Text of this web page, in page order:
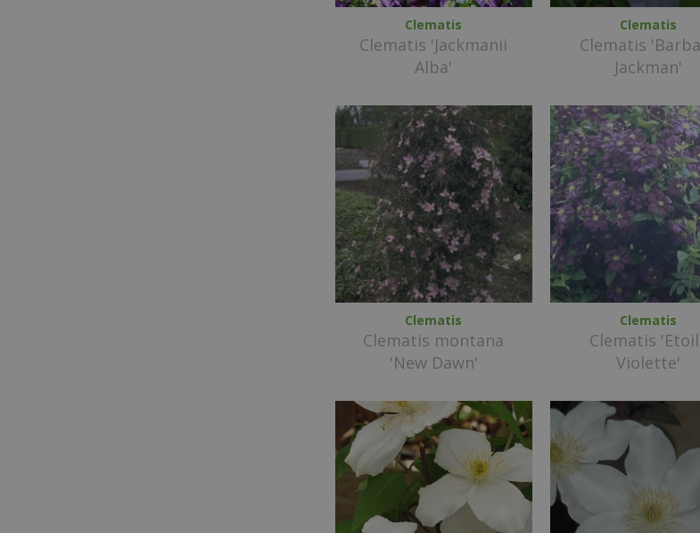
Clematis
Clematis 'Jackmanii
Alba'
Clematis
Clematis
Jackman'
Clematis
Clematis montana
'New Dawn'
Clematis
Clematis
Violette'